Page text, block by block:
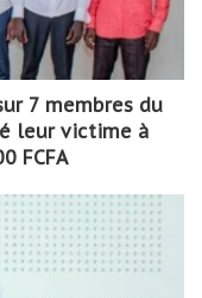
7 membres du
leur victime à
FCFA